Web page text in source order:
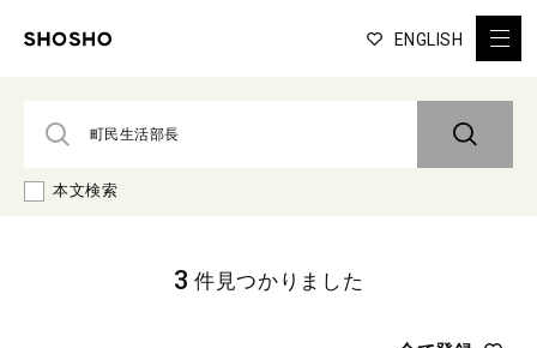
ENGLISH
本文検索
3 件見つかりました